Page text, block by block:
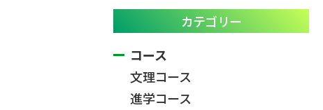
カテゴリー
コース
文理コース
進学コース